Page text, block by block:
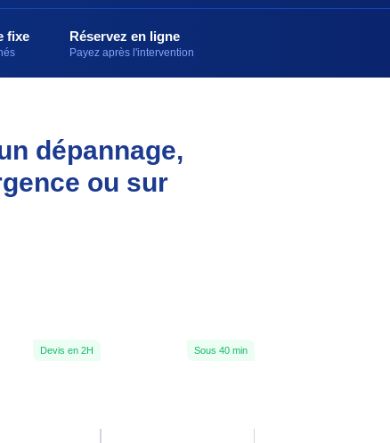
fixe Réservez en ligne
Payez après l'intervention
dépannage,
ou sur
Devis en 2H Sous 40 min